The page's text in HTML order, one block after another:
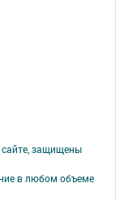
защищены
в любом объеме